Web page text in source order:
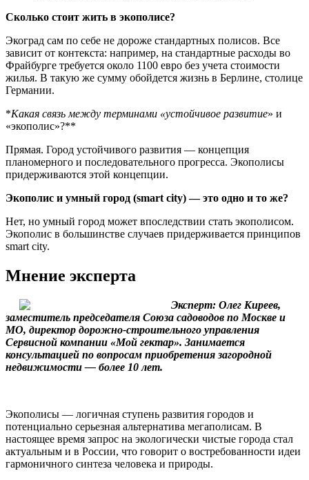
Сколько стоит жить в экополисе?
Экоград сам по себе не дороже стандартных полисов. Все
зависит от контекста: например, на стандартные расходы во
Фрайбурге требуется около 1100 евро без учета стоимости
жилья. В такую же сумму обойдется жизнь в Берлине, столице
Германии.
*Какая связь между терминами «устойчивое развитие» и
«экополис»?**
Прямая. Город устойчивого развития — концепция
планомерного и последовательного прогресса. Экополисы
придерживаются этой концепции.
Экополис и умный город (smart city) — это одно и то же?
Нет, но умный город может впоследствии стать экополисом.
Экополис в большинстве случаев придерживается принципов
smart city.
Мнение эксперта
Эксперт: Олег Киреев,
заместитель председателя Союза садоводов по Москве и
МО, директор дорожно-строительного управления
Сервисной компании «Мой гектар». Занимается
консультацией по вопросам приобретения загородной
недвижимости — более 10 лет.
Экополисы — логичная ступень развития городов и
потенциально серьезная альтернатива мегаполисам. В
настоящее время запрос на экологически чистые города стал
актуальным и в России, что говорит о востребованности идеи
гармоничного синтеза человека и природы.